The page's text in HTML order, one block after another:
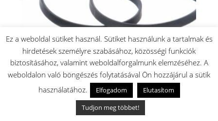
Mosógép meghajtó szíj 1314 PJ 4
Ez a weboldal sütiket használ. Sütiket használunk a tartalmak és
hirdetések személyre szabásához, közösségi funkciók
biztosításához, valamint weboldalforgalmunk elemzéséhez. A
weboldalon való böngészés folytatásával Ön hozzájárul a sütik
használatához.
Elfogadom
Elutasítom
Tudjon meg többet!